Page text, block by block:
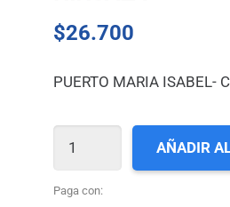
$26.700
PUERTO MARIA ISABEL-
N°
AÑADIR
Paga con: